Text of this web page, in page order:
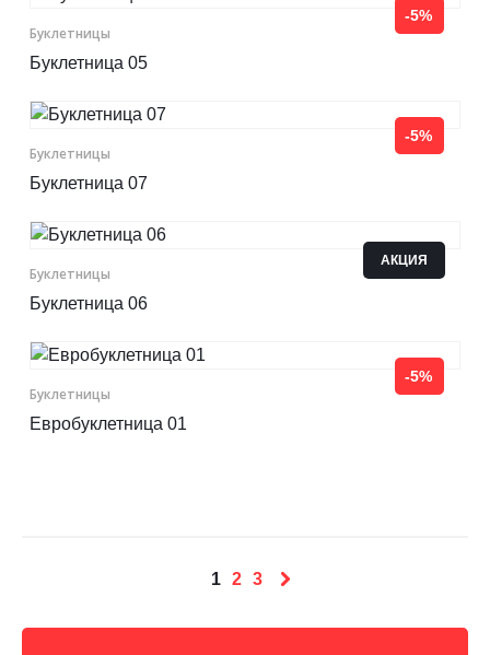
-5%
Буклетницы
Буклетница 05
-5%
Буклетницы
Буклетница 07
АКЦИЯ
Буклетницы
Буклетница 06
-5%
Буклетницы
Евробуклетница 01
1 2 3